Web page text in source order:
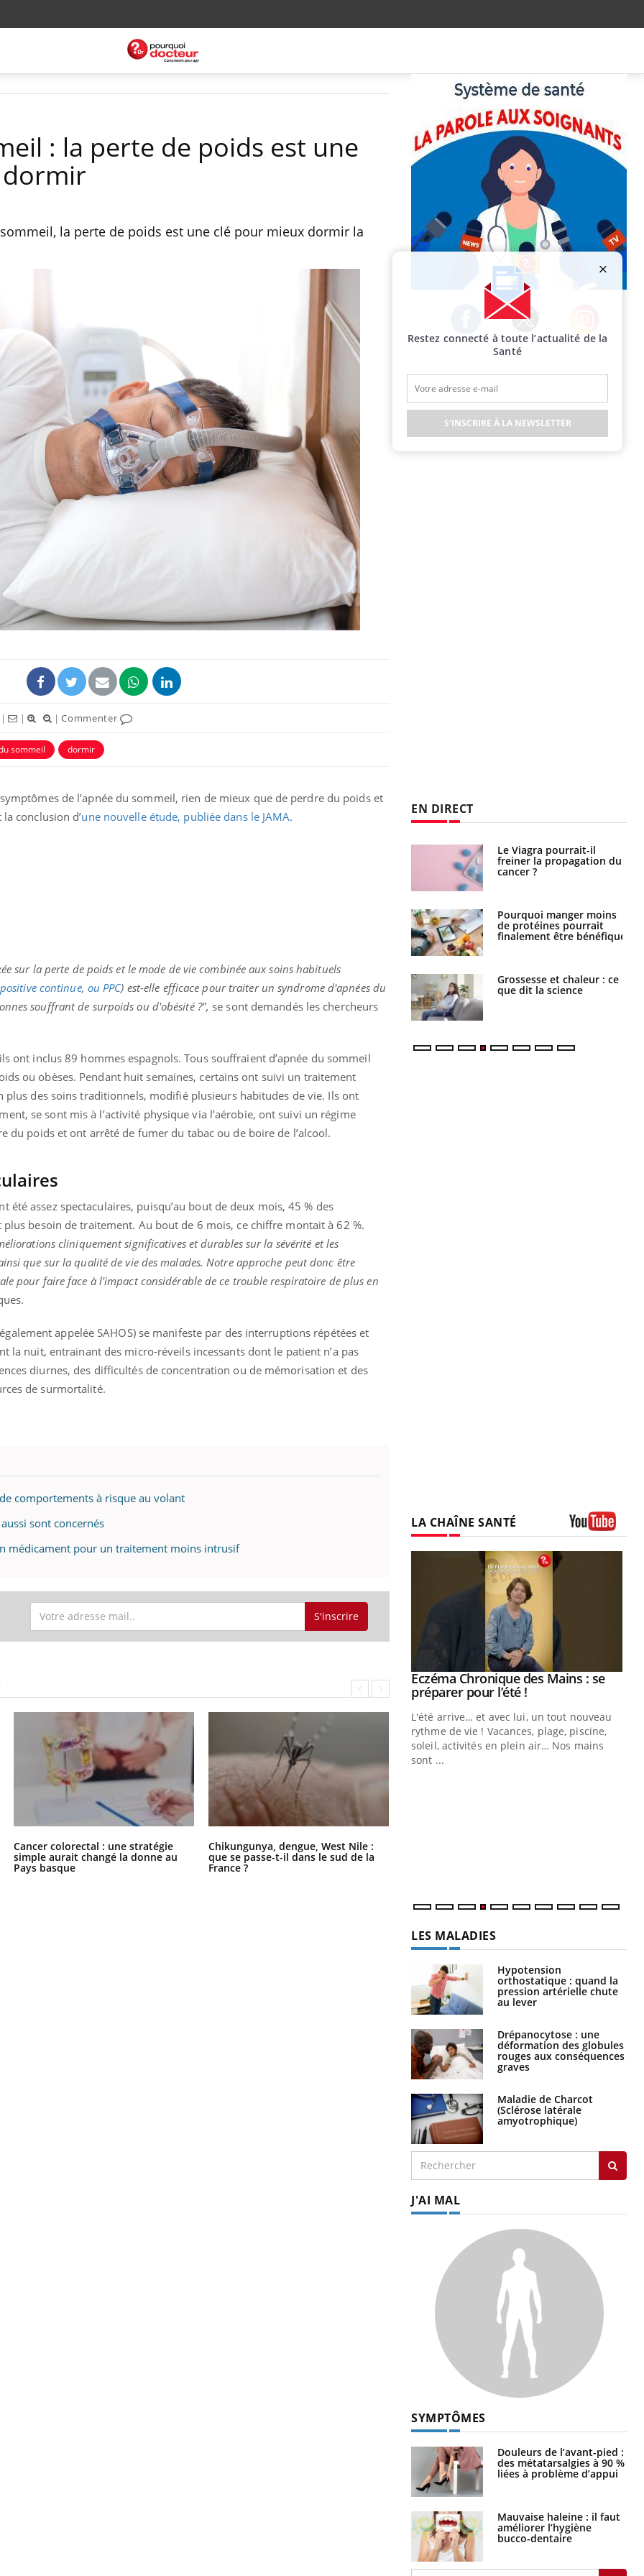
: la perte de poids est une
la perte de poids est une clé pour mieux dormir la
| | |Commenter
sommeil dormir
de l’apnée du sommeil, rien de mieux que de perdre du poids et
la conclusion d’une nouvelle étude, publiée dans le JAMA.
sur la perte de poids et le mode de vie combinée aux soins habituels
continue, ou PPC) est-elle efficace pour traiter un syndrome d'apnées du
souffrant de surpoids ou d'obésité ?", se sont demandés les chercheurs
ont inclus 89 hommes espagnols. Tous souffraient d’apnée du sommeil
ou obèses. Pendant huit semaines, certains ont suivi un traitement
plus des soins traditionnels, modifié plusieurs habitudes de vie. Ils ont
se sont mis à l’activité physique via l’aérobie, ont suivi un régime
du poids et ont arrêté de fumer du tabac ou de boire de l’alcool.
été assez spectaculaires, puisqu’au bout de deux mois, 45 % des
plus besoin de traitement. Au bout de 6 mois, ce chiffre montait à 62 %.
cliniquement significatives et durables sur la sévérité et les
que sur la qualité de vie des malades. Notre approche peut donc être
pour faire face à l'impact considérable de ce trouble respiratoire de plus en
appelée SAHOS) se manifeste par des interruptions répétées et
la nuit, entrainant des micro-réveils incessants dont le patient n’a pas
diurnes, des difficultés de concentration ou de mémorisation et des
de surmortalité.
comportements à risque au volant
sont concernés
médicament pour un traitement moins intrusif
S'inscrire
Cancer colorectal : une stratégie
simple aurait changé la donne au
Pays basque
Chikungunya, dengue, West Nile :
que se passe-t-il dans le sud de la
France ?
Facebook Twitter Instagram
EN DIRECT
Fortes chaleurs :
pourquoi le risque de
noyade grimpe-t-il ?
Le Viagra pourrait-il
freiner la propagation du
cancer ?
Pourquoi manger moins
de protéines pourrait
finalement être bénéfique
Grossesse et chaleur : ce
que dit la science
Le smartphone nuit-il à
l'apprentissage de la
lecture ?
Mordue par une tique en
vacances, elle reste dans
le coma pendant 42 jours
Mordue par un
barracuda, une petite fille
secourue grâce à un
LA CHAÎNE SANTÉ
& Charge mentale : et si on
en parler??
l'insuline dans le diabète de type 2
entourée d'idées reçues chez les
comme parfois chez les soignants.
Youtube
Eczéma Chronique des Mains : se
préparer pour l’été !Youtube
L'été arrive… et avec lui, un tout nouveau
rythme de vie ! Vacances, plage, piscine,
soleil, activités en plein air… Nos mains
sont ...
LES MALADIES
Hypotension
orthostatique : quand la
pression artérielle chute
au lever
Drépanocytose : une
déformation des globules
rouges aux conséquences
graves
Maladie de Charcot
(Sclérose latérale
amyotrophique)
J'AI MAL
SYMPTÔMES
Douleurs de l’avant-pied :
des métatarsalgies à 90 %
liées à problème d’appui
Mauvaise haleine : il faut
améliorer l’hygiène
bucco-dentaire
Restez connecté à toute l’actualité de la
Santé
S'INSCRIRE À LA NEWSLETTER